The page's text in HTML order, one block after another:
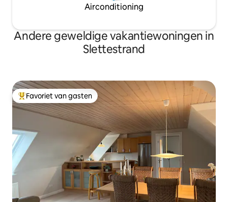
Airconditioning
Andere geweldige vakantiewoningen in
Slettestrand
Topfavoriet van gasten
Favoriet van gasten